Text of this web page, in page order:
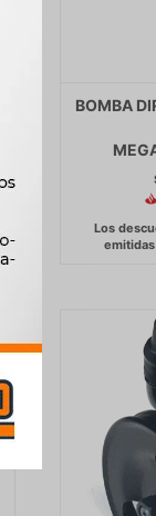
BOMBA